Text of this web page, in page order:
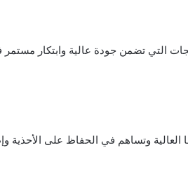
التي تضمن جودة عالية وابتكار مستمر
العالية وتساهم في الحفاظ على الأحذية